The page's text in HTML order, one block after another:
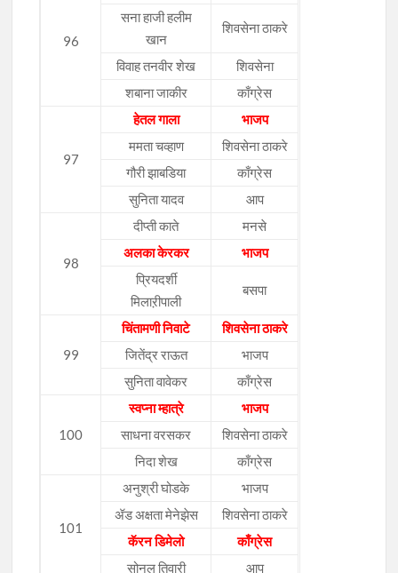
96
सना हाजी हलीम
खान
शिवसेना ठाकरे
विवाह तनवीर शेख
शिवसेना
शबाना जाकीर
काँग्रेस
97
हेतल गाला
भाजप
ममता चव्हाण
शिवसेना ठाकरे
गौरी झाबडिया
काँग्रेस
सुनिता यादव
आप
98
दीप्ती काते
मनसे
अलका केरकर
भाजप
प्रियदर्शी
मिलाऱीपाली
बसपा
99
चिंतामणी निवाटे
शिवसेना ठाकरे
जितेंद्र राऊत
भाजप
सुनिता वावेकर
काँग्रेस
100
स्वप्ना म्हात्रे
भाजप
साधना वरसकर
शिवसेना ठाकरे
निदा शेख
काँग्रेस
101
अनुश्री घोडके
भाजप
ॲड अक्षता मेनेझेस
शिवसेना ठाकरे
कॅरन डिमेलो
काँग्रेस
सोनल तिवारी
आप